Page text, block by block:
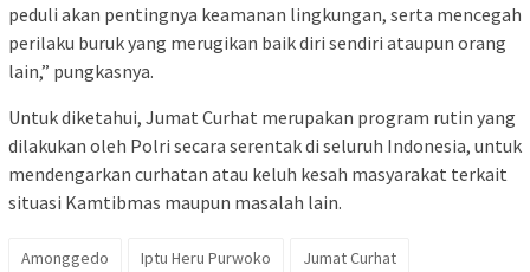
peduli akan pentingnya keamanan lingkungan, serta mencegah
perilaku buruk yang merugikan baik diri sendiri ataupun orang
lain,” pungkasnya.
Untuk diketahui, Jumat Curhat merupakan program rutin yang
dilakukan oleh Polri secara serentak di seluruh Indonesia, untuk
mendengarkan curhatan atau keluh kesah masyarakat terkait
situasi Kamtibmas maupun masalah lain.
Amonggedo Iptu Heru Purwoko
Jumat Curhat